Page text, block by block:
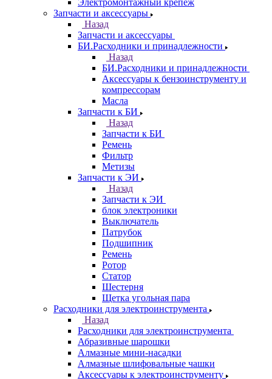
Электромонтажный крепеж
Запчасти и аксессуары
Назад
Запчасти и аксессуары
БИ.Расходники и принадлежности
Назад
БИ.Расходники и принадлежности
Аксессуары к бензоинструменту и
компрессорам
Масла
Запчасти к БИ
Назад
Запчасти к БИ
Ремень
Фильтр
Метизы
Запчасти к ЭИ
Назад
Запчасти к ЭИ
блок электроники
Выключатель
Патрубок
Подшипник
Ремень
Ротор
Статор
Шестерня
Щетка угольная пара
Расходники для электроинструмента
Назад
Расходники для электроинструмента
Абразивные шарошки
Алмазные мини-насадки
Алмазные шлифовальные чашки
Аксессуары к электроинструменту